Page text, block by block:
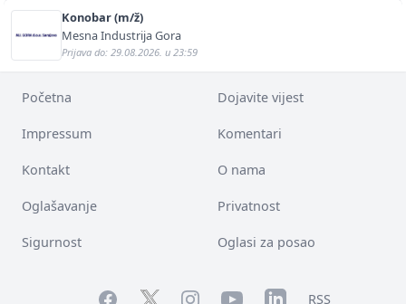
Konobar (m/ž)
Mesna Industrija Gora
Prijava do: 29.08.2026. u 23:59
Početna Dojavite vijest
Impressum Komentari
Kontakt O nama
Oglašavanje Privatnost
Sigurnost Oglasi za posao
FacebookTwitterInstagramYouTubeLinkedInRSS